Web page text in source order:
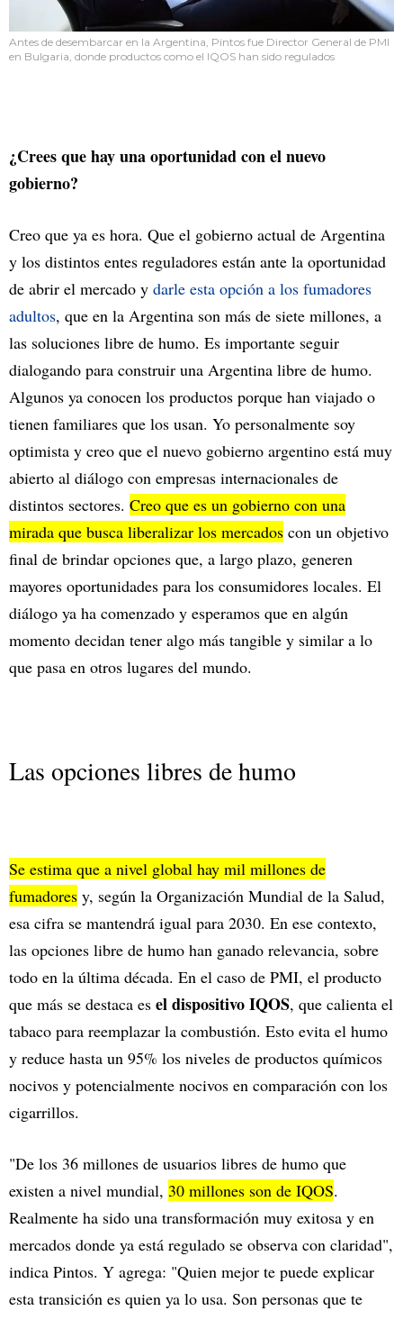
Antes de desembarcar en la Argentina, Pintos fue Director General de PMI
en Bulgaria, donde productos como el IQOS han sido regulados
¿Crees que hay una oportunidad con el nuevo
gobierno?
Creo que ya es hora. Que el gobierno actual de Argentina
y los distintos entes reguladores están ante la oportunidad
de abrir el mercado y darle esta opción a los fumadores
adultos, que en la Argentina son más de siete millones, a
las soluciones libre de humo. Es importante seguir
dialogando para construir una Argentina libre de humo.
Algunos ya conocen los productos porque han viajado o
tienen familiares que los usan. Yo personalmente soy
optimista y creo que el nuevo gobierno argentino está muy
abierto al diálogo con empresas internacionales de
distintos sectores. Creo que es un gobierno con una
mirada que busca liberalizar los mercados con un objetivo
final de brindar opciones que, a largo plazo, generen
mayores oportunidades para los consumidores locales. El
diálogo ya ha comenzado y esperamos que en algún
momento decidan tener algo más tangible y similar a lo
que pasa en otros lugares del mundo.
Las opciones libres de humo
Se estima que a nivel global hay mil millones de
fumadores y, según la Organización Mundial de la Salud,
esa cifra se mantendrá igual para 2030. En ese contexto,
las opciones libre de humo han ganado relevancia, sobre
todo en la última década. En el caso de PMI, el producto
que más se destaca es el dispositivo IQOS, que calienta el
tabaco para reemplazar la combustión. Esto evita el humo
y reduce hasta un 95% los niveles de productos químicos
nocivos y potencialmente nocivos en comparación con los
cigarrillos.
"De los 36 millones de usuarios libres de humo que
existen a nivel mundial, 30 millones son de IQOS.
Realmente ha sido una transformación muy exitosa y en
mercados donde ya está regulado se observa con claridad",
indica Pintos. Y agrega: "Quien mejor te puede explicar
esta transición es quien ya lo usa. Son personas que te